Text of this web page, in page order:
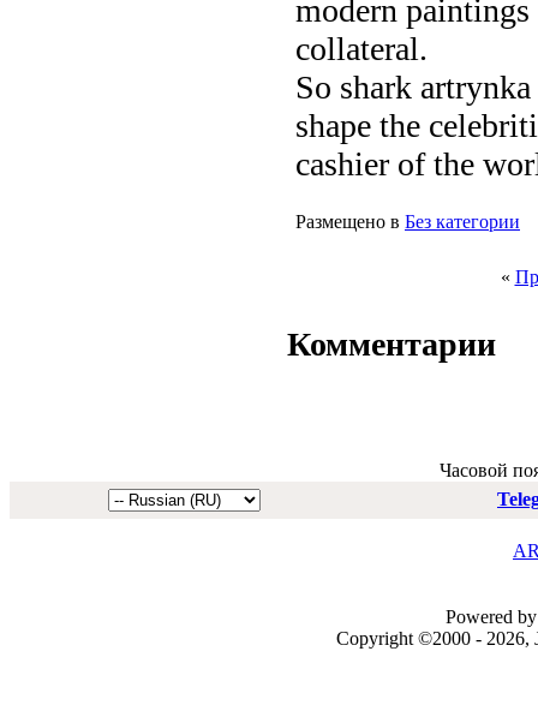
modern paintings
collateral.
So shark
shape the
cashier of the
Размещено в Без категории
«
Комментарии
Часовой
Powered
Copyright ©2000 - 2026,